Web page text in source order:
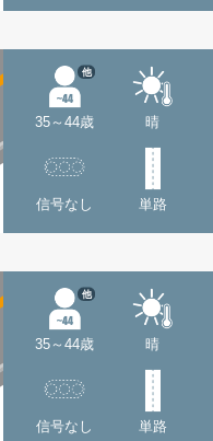
35～44歳
他
晴
信号なし 単路
35～44歳
他
晴
信号なし 単路